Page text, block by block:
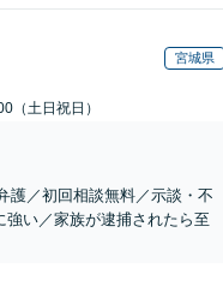
宮城県
（土日祝日）
護／初回相談無料／示談・不
い／家族が逮捕されたら至